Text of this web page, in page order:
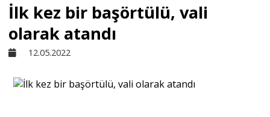
Derkenar
İlk kez bir başörtülü, vali
olarak atandı
12.05.2022